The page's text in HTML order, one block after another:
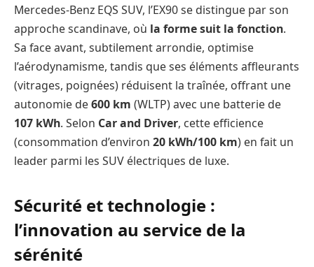
Mercedes-Benz EQS SUV, l’EX90 se distingue par son
approche scandinave, où la forme suit la fonction.
Sa face avant, subtilement arrondie, optimise
l’aérodynamisme, tandis que ses éléments affleurants
(vitrages, poignées) réduisent la traînée, offrant une
autonomie de600 km (WLTP) avec une batterie de
107 kWh. Selon Car and Driver, cette efficience
(consommation d’environ 20 kWh/100 km) en fait un
leader parmi les SUV électriques de luxe.
Sécurité et technologie :
l’innovation au service de la
sérénité